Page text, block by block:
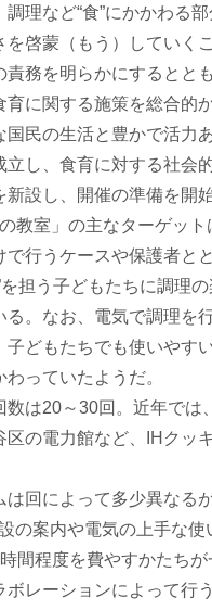
調理など“食”にかかわる
を啓蒙（もう）していく
責務を明らかにするとと
育に関する施策を総合的
国民の生活と豊かで活力
立し、食育に対する社会
設し、開催の準備を開始
教室」の主なターゲット
で行うケースや保護者と
を担う子どもたちに調理
る。なお、電気で調理を
子どもたちでも使いやす
っていたようだ。
は20～30回。近年では
区の電力館など、IHクッ
回によって多少異なる
の案内や電気の上手な
間程度を費やすかたち
ボレーションによって行